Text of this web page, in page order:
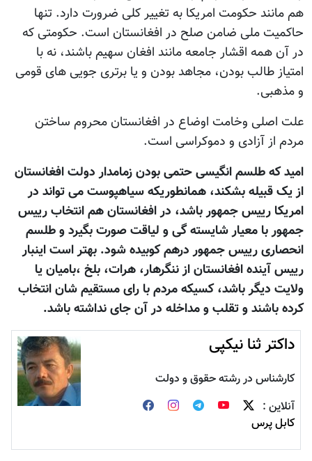
هم مانند حکومت امریکا به تغییر کلی ضرورت دارد. تنها
حاکمیت ملی ضامن صلح در افغانستان است. حکومتی که
در آن همه اقشار جامعه مانند افغان سهیم باشند، نه با
امتیاز طالب بودن، مجاهد بودن و یا برتری جویی های قومی
و مذهبی.
علت اصلی وخامت اوضاع در افغانستان محروم ساختن
مردم از آزادی و دموکراسی است.
امید که طلسم انگیسی حتمی بودن زمامدار دولت افغانستان
از یک قبیله بشکند، همانطوریکه سیاهپوست می تواند در
امریکا رییس جمهور باشد، در افغانستان هم انتخاب رییس
جمهور با معیار شایسته گی و لیاقت صورت بگیرد و طلسم
انحصاری رییس جمهور درهم کوبیده شود. بهتر است اینبار
رییس آینده افغانستان از ننگرهار، هرات، بلخ ،بامیان یا
ولایت دیگر باشد، کسیکه مردم با رای مستقیم شان انتخاب
کرده باشند و تقلب و مداخله در آن جای نداشته باشد.
داکتر ثنا نیکپی
کارشناس در رشته حقوق و دولت
آنلاین :
کابل پرس